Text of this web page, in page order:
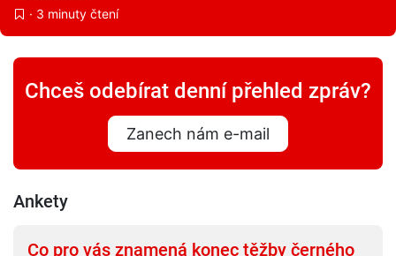
· 3 minuty čtení
Chceš odebírat denní přehled zpráv?
Zanech nám e-mail
Ankety
Co pro vás znamená konec těžby černého